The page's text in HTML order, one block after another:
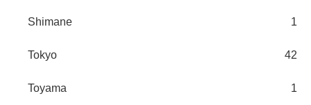
Shimane 1
Tokyo 42
Toyama 1